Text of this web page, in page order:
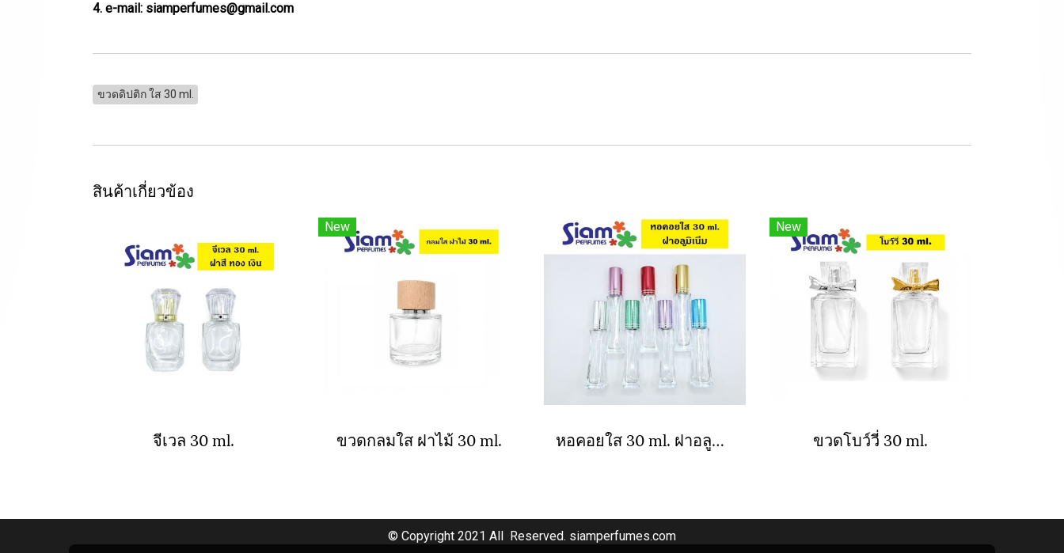
4. e-mail: siamperfumes@gmail.com
ขวดดิปติก ใส 30 ml.
สินค้าเกี่ยวข้อง
จีเวล 30 ml.
New
ขวดกลมใส ฝาไม้ 30 ml. หอคอยใส 30 ml. ฝาอลูมิเนียม
New
ขวดโบว์วี่ 30 ml.
© Copyright 2021 All Reserved. siamperfumes.com